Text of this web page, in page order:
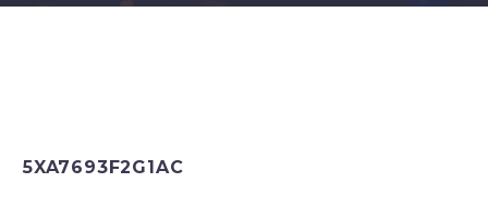
5XA7693F2G1AC